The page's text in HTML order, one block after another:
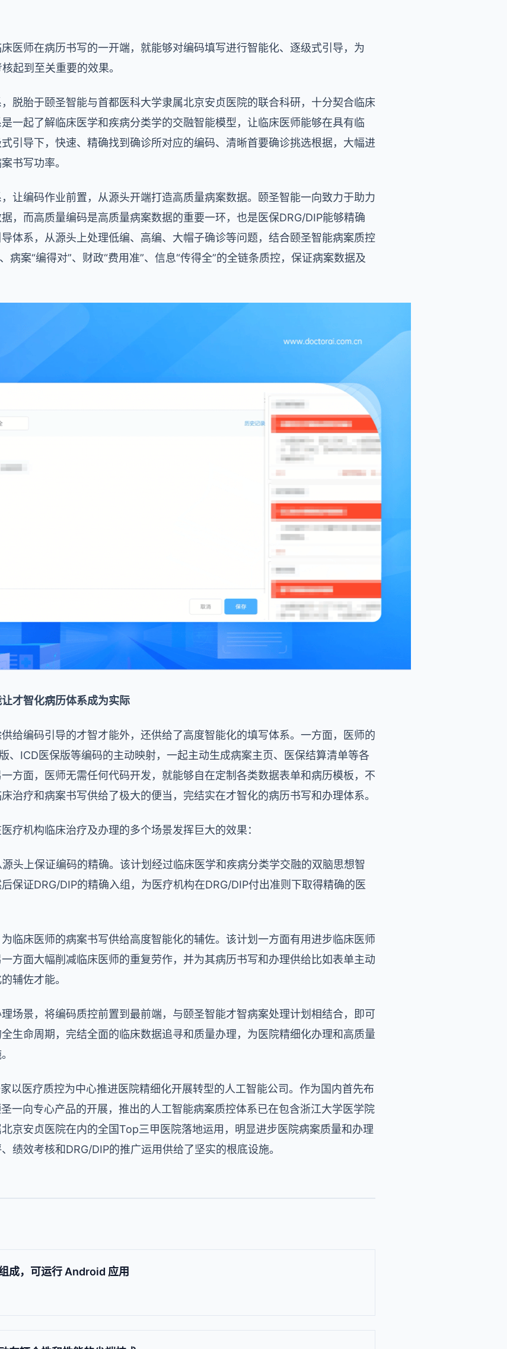
医师在病历书写的一开端，就能够对编码填写进行智能化、逐级式引导，为
起到至关重要的效果。
脱胎于颐圣智能与首都医科大学隶属北京安贞医院的联合科研，十分契合临床
一起了解临床医学和疾病分类学的交融智能模型，让临床医师能够在具有临
引导下，快速、精确找到确诊所对应的编码、清晰首要确诊挑选根据，大幅进
书写功率。
让编码作业前置，从源头开端打造高质量病案数据。颐圣智能一向致力于助力
，而高质量编码是高质量病案数据的重要一环，也是医保DRG/DIP能够精确
体系，从源头上处理低编、高编、大帽子确诊等问题，结合颐圣智能病案质控
病案“编得对”、财政“费用准”、信息“传得全”的全链条质控，保证病案数据及
才智化病历体系成为实际
给编码引导的才智才能外，还供给了高度智能化的填写体系。一方面，医师的
、ICD医保版等编码的主动映射，一起主动生成病案主页、医保结算清单等各
方面，医师无需任何代码开发，就能够自在定制各类数据表单和病历模板，不
治疗和病案书写供给了极大的便当，完结实在才智化的病历书写和办理体系。
疗机构临床治疗及办理的多个场景发挥巨大的效果：
头上保证编码的精确。该计划经过临床医学和疾病分类学交融的双脑思想智
保证DRG/DIP的精确入组，为医疗机构在DRG/DIP付出准则下取得精确的医
临床医师的病案书写供给高度智能化的辅佐。该计划一方面有用进步临床医师
方面大幅削减临床医师的重复劳作，并为其病历书写和办理供给比如表单主动
辅佐才能。
场景，将编码质控前置到最前端，与颐圣智能才智病案处理计划相结合，即可
生命周期，完结全面的临床数据追寻和质量办理，为医院精细化办理和高质量
以医疗质控为中心推进医院精细化开展转型的人工智能公司。作为国内首先布
一向专心产品的开展，推出的人工智能病案质控体系已在包含浙江大学医学院
京安贞医院在内的全国Top三甲医院落地运用，明显进步医院病案质量和办理
绩效考核和DRG/DIP的推广运用供给了坚实的根底设施。
成，可运行 Android 应用